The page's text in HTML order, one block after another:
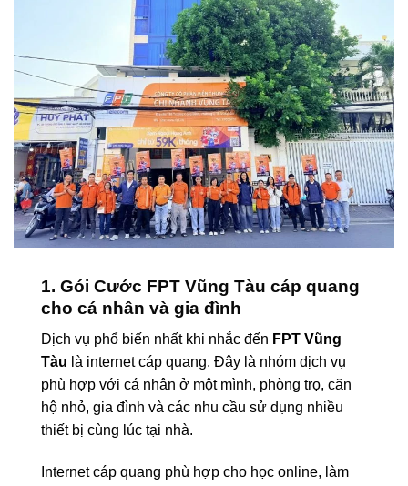
1. Gói Cước FPT Vũng Tàu cáp quang
cho cá nhân và gia đình
Dịch vụ phổ biến nhất khi nhắc đến FPT Vũng
Tàu là internet cáp quang. Đây là nhóm dịch vụ
phù hợp với cá nhân ở một mình, phòng trọ, căn
hộ nhỏ, gia đình và các nhu cầu sử dụng nhiều
thiết bị cùng lúc tại nhà.
Internet cáp quang phù hợp cho học online, làm